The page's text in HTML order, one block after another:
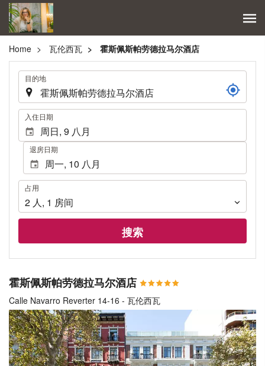
Home 瓦伦西瓦 霍斯佩斯帕劳德拉马尔酒店
. 目的地
. 入住日期
退房日期
占
用
占用
2 人, 1 房间
搜索
霍斯佩斯帕劳德拉马尔酒店
Calle Navarro Reverter 14-16 - 瓦伦西瓦